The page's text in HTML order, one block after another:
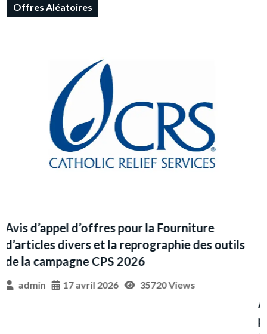
Offres Aléatoires
Annonce d’approvisionnement pour l’achat des